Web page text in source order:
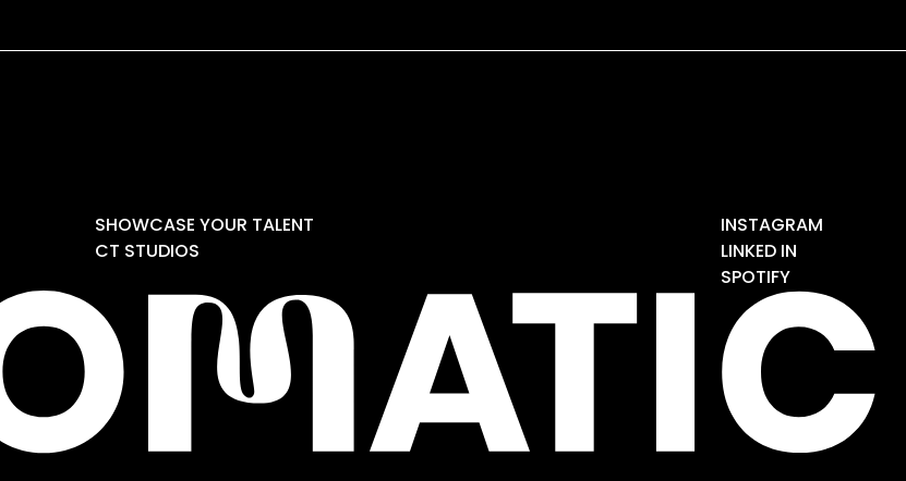
SHOWCASE YOUR TALENT
CT STUDIOS
INSTAGRAM
LINKED IN
SPOTIFY